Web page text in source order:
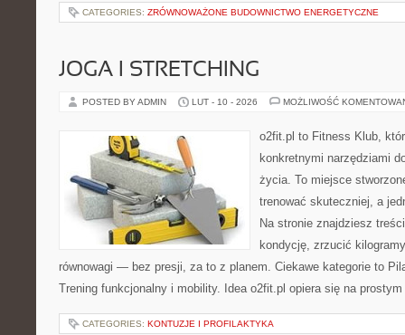
CATEGORIES: ZRÓWNOWAŻONE BUDOWNICTWO ENERGETYCZNE
JOGA I STRETCHING
POSTED BY ADMIN LUT - 10 - 2026 MOŻLIWOŚĆ
o2fit.pl to Fitness Klub,
konkretnymi narzędziami
życia. To miejsce
trenować skuteczniej, a
Na stronie znajdziesz
kondycję, zrzucić
równowagi — bez presji, za to z planem. Ciekawe kategorie to
Trening funkcjonalny i mobility. Idea o2fit.pl opiera się na
CATEGORIES: KONTUZJE I PROFILAKTYKA